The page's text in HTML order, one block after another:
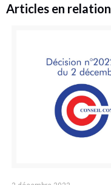
Articles en relation